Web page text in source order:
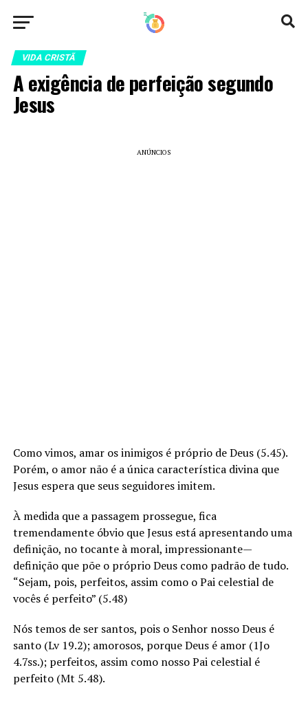
VIDA CRISTÃ
A exigência de perfeição segundo
Jesus
ANÚNCIOS
Como vimos, amar os inimigos é próprio de Deus (5.45).
Porém, o amor não é a única característica divina que
Jesus espera que seus seguidores imitem.
À medida que a passagem prossegue, fica
tremendamente óbvio que Jesus está apresentando uma
definição, no tocante à moral, impressionante—
definição que põe o próprio Deus como padrão de tudo.
“Sejam, pois, perfeitos, assim como o Pai celestial de
vocês é perfeito” (5.48)
Nós temos de ser santos, pois o Senhor nosso Deus é
santo (Lv 19.2); amorosos, porque Deus é amor (1Jo
4.7ss.); perfeitos, assim como nosso Pai celestial é
perfeito (Mt 5.48).